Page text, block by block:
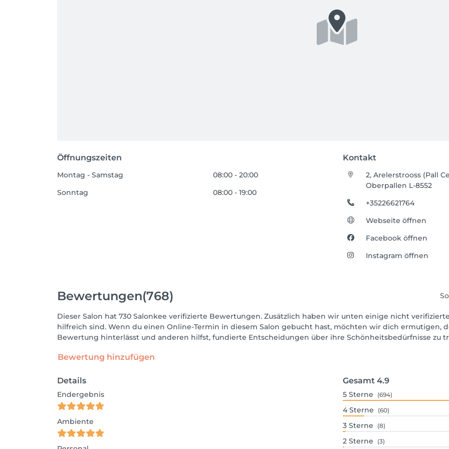
Öffnungszeiten Kontakt
Montag - Samstag
08:00 - 20:00
Sonntag
08:00 - 19:00
2, Arelerstrooss (Pall
Oberpallen L-8552
+35226621764
Webseite öffnen
Facebook öffnen
Instagram öffnen
Bewertungen(768)
Dieser Salon hat 730 Salonkee verifizierte Bewertungen. Zusätzlich haben wir unten einige nicht
hilfreich sind. Wenn du einen Online-Termin in diesem Salon gebucht hast, möchten wir dich ermutigen,
Bewertung hinterlässt und anderen hilfst, fundierte Entscheidungen über ihre Schönheitsbedürfnisse zu
Bewertung hinzufügen
Details
Endergebnis
Ambiente
Gesamt 4.9
5 Sterne (694)
4 Sterne (60)
3 Sterne (8)
2 Sterne (3)